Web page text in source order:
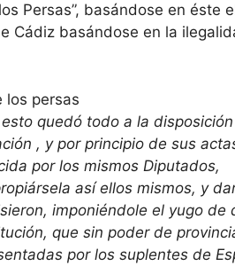
Persas”, basándose en éste
Cádiz basándose en la
esto quedó todo a la
, y por principio de sus
por los mismos Diputados,
así ellos mismos, y
imponiéndole el yugo de
que sin poder de
por los suplentes de